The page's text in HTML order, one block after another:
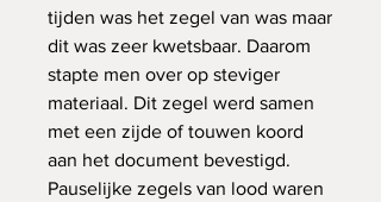
tijden was het zegel van was maar
dit was zeer kwetsbaar. Daarom
stapte men over op steviger
materiaal. Dit zegel werd samen
met een zijde of touwen koord
aan het document bevestigd.
Pauselijke zegels van lood waren